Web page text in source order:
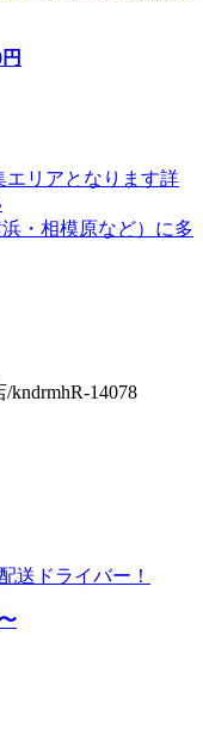
円
リアとなります詳
・相模原など）に多
14078
送ドライバー！